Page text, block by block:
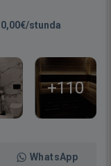
stunda
+110
WhatsApp